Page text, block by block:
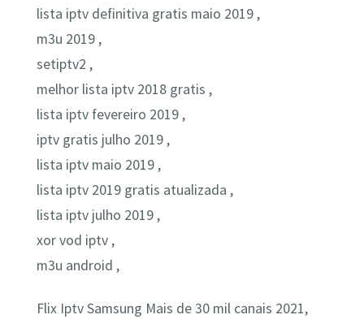
lista iptv definitiva gratis maio 2019 ,
m3u 2019 ,
setiptv2 ,
melhor lista iptv 2018 gratis ,
lista iptv fevereiro 2019 ,
iptv gratis julho 2019 ,
lista iptv maio 2019 ,
lista iptv 2019 gratis atualizada ,
lista iptv julho 2019 ,
xor vod iptv ,
m3u android ,
Flix Iptv Samsung Mais de 30 mil canais 2021,